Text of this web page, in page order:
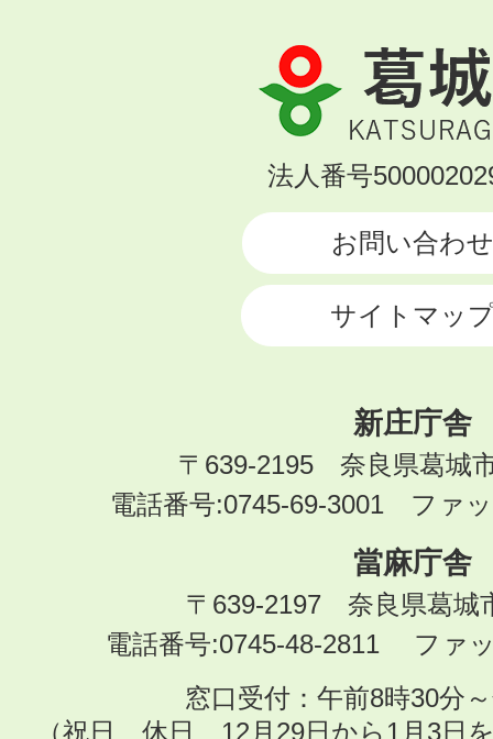
葛
城
市
KATSURAGI
法人番号
お問い合わせ
サイトマッ
新庄庁舎
〒639-2195 奈良県葛城
電話番号:0745-69-3001 ファ
當麻庁舎
〒639-2197 奈良県葛城
電話番号:0745-48-2811 ファ
窓口受付：午前8時30分
（祝日、休日、12月29日から1月3日